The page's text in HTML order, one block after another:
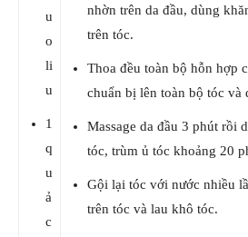
u
o
li
u
1
q
u
ả
c
nhờn trên da đầu, dùng
trên tóc.
Thoa đều toàn bộ hỗn hợp
chuẩn bị lên toàn bộ tóc và
Massage da đầu 3 phút rồi
tóc, trùm ủ tóc khoảng 20
Gội lại tóc với nước nhiều
trên tóc và lau khô tóc.